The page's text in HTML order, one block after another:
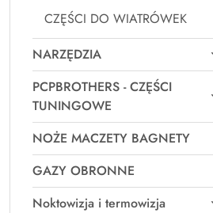
CZĘŚCI DO WIATRÓWEK
NARZĘDZIA
PCPBROTHERS - CZĘŚCI
TUNINGOWE
NOŻE MACZETY BAGNETY
GAZY OBRONNE
Noktowizja i termowizja